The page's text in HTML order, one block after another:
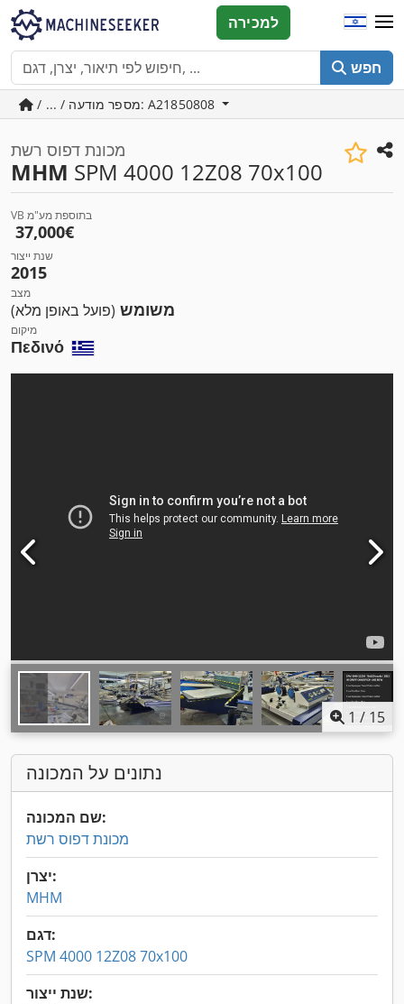
חפש
למכירה
/ ... / מספר מודעה: A21850808
מכונת דפוס רשת
MHM SPM 4000 12Z08 70x100
VB בתוספת מע"מ
‏37,000 ‏€
שנת ייצור
2015
מצב
משומש (פועל באופן מלא)
מיקום
Πεδινό
1 / 15
נתונים על המכונה
שם המכונה:
מכונת דפוס רשת
יצרן:
MHM
דגם:
SPM 4000 12Z08 70x100
שנת ייצור: